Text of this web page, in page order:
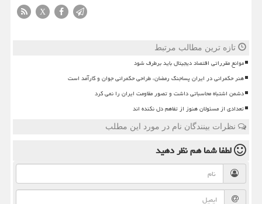
X
تازه ترین مطالب مرتبط
موانع مقرراتی اقتصاد دیجیتال باید برطرف شود
هنر حکمرانی در ایران پساجنگ رمضان، طراحی حکمرانی جوان و کارآمد است
دشمن اشتباه محاسباتی داشت و تصور مقاومت ایران را نمی کرد
تعدادی از مسئولان هنوز از تفاهم دل نکنده اند
نظرات بینندگان نام در مورد این مطلب
لطفا شما همنظر دهید